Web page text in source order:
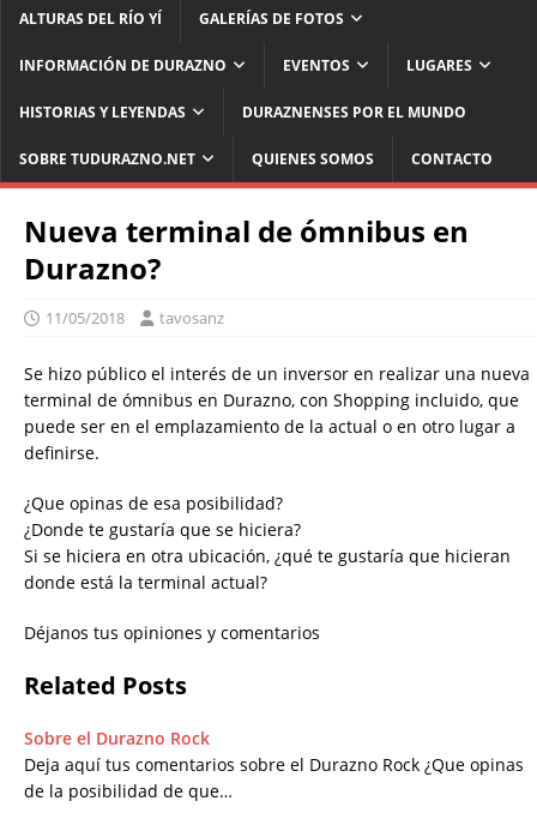
ALTURAS DEL RÍO YÍ GALERÍAS DE FOTOS
INFORMACIÓN DE DURAZNO EVENTOS LUGARES
HISTORIAS Y LEYENDAS DURAZNENSES POR EL MUNDO
SOBRE TUDURAZNO.NET QUIENES SOMOS CONTACTO
Nueva terminal de ómnibus en
Durazno?
11/05/2018 tavosanz
Se hizo público el interés de un inversor en realizar una nueva
terminal de ómnibus en Durazno, con Shopping incluido, que
puede ser en el emplazamiento de la actual o en otro lugar a
definirse.
¿Que opinas de esa posibilidad?
¿Donde te gustaría que se hiciera?
Si se hiciera en otra ubicación, ¿qué te gustaría que hicieran
donde está la terminal actual?
Déjanos tus opiniones y comentarios
Related Posts
Sobre el Durazno Rock
Deja aquí tus comentarios sobre el Durazno Rock ¿Que opinas
de la posibilidad de que…